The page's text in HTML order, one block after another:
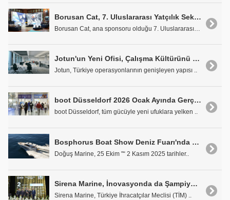
Borusan Cat, 7. Uluslararası Yatçılık Sektörü Zirvesi'ne Sponsor Olarak Katıldı
Jotun'un Yeni Ofisi, Çalışma Kültürünü Güçlendiriyor
Jotun, Türkiye operasyonlarının genişleyen yapısı ..
boot Düsseldorf 2026 Ocak Ayında Gerçekleşecek
boot Düsseldorf, tüm gücüyle yeni ufuklara yelken ..
Bosphorus Boat Show Deniz Fuarı'nda Doğuş Marine'den Türkiye Prömiyeri
Doğuş Marine, 25 Ekim "“ 2 Kasım 2025 tarihler..
Sirena Marine, İnovasyonda da Şampiyonluğa Oynuyor
Sirena Marine, Türkiye İhracatçılar Meclisi (TİM) ..